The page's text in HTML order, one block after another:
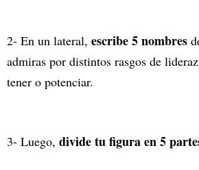
2- En un lateral, escribe 5 nombres
admiras por distintos rasgos de
tener o potenciar.
3- Luego, divide tu figura en 5